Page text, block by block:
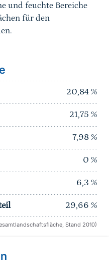
und feuchte Bereiche
für den
20,84 %
21,75 %
7,98 %
0 %
6,3 %
29,66 %
Stand 2010)